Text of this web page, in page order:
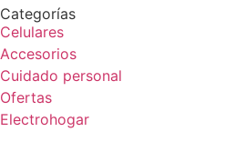
Categorías
Celulares
Accesorios
Cuidado personal
Ofertas
Electrohogar